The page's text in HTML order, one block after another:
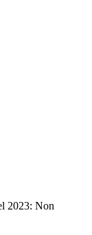
2023: Non